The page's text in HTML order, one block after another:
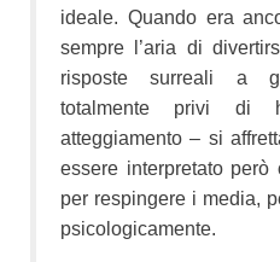
ideale. Quando era
sempre l’aria di
risposte surreali a
totalmente privi di
atteggiamento – si
essere interpretato però
per respingere i media,
psicologicamente.